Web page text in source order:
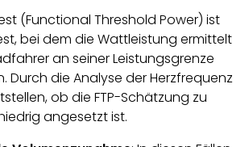
(Functional Threshold Power) ist
bei dem die Wattleistung ermittelt
an seiner Leistungsgrenze
Durch die Analyse der Herzfrequenz
ob die FTP-Schätzung zu
angesetzt ist.